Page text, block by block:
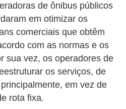
de ônibus públicos
em otimizar os
comerciais que obtêm
com as normas e os
sua vez, os operadores de
os serviços, de
em vez de
rota fixa.